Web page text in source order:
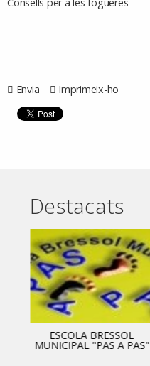
Envia Imprimeix-ho
Destacats
ESCOLA BRESSOL
MUNICIPAL "PAS A PAS"